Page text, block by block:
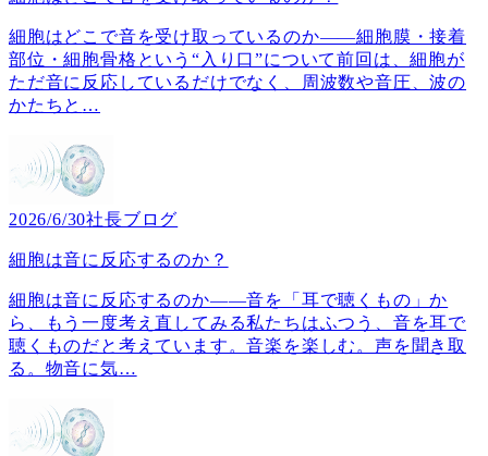
細胞はどこで音を受け取っているのか――細胞膜・接着
部位・細胞骨格という“入り口”について前回は、細胞が
ただ音に反応しているだけでなく、周波数や音圧、波の
かたちと …
2026/6/30社長ブログ
細胞は音に反応するのか？
細胞は音に反応するのか――音を「耳で聴くもの」か
ら、もう一度考え直してみる私たちはふつう、音を耳で
聴くものだと考えています。音楽を楽しむ。声を聞き取
る。物音に気…